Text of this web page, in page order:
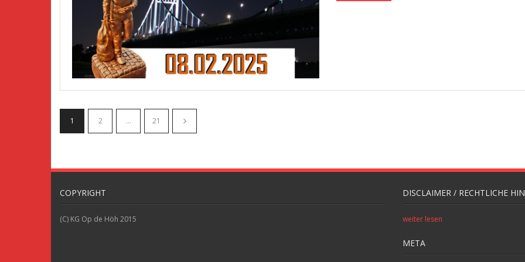
1 2 … 21
COPYRIGHT
(C) KG Op de Höh 2015
DISCLAIMER / RECHTLICHE
weiter lesen
META